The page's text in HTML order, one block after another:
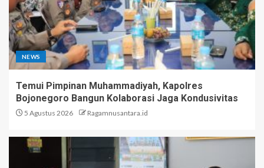
NEWS
Temui Pimpinan Muhammadiyah, Kapolres
Bojonegoro Bangun Kolaborasi Jaga Kondusivitas
5 Agustus 2026 Ragamnusantara.id